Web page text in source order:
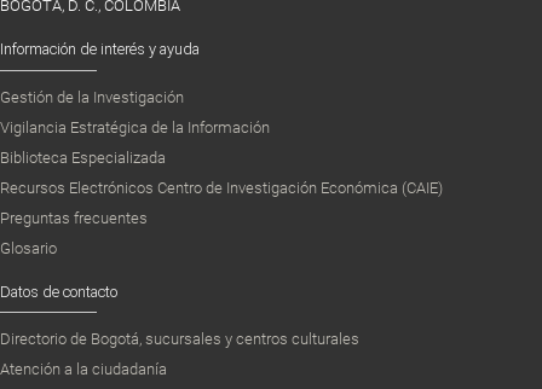
BOGOTÁ, D. C., COLOMBIA
Información de interés y ayuda
Gestión de la Investigación
Vigilancia Estratégica de la Información
Biblioteca Especializada
Recursos Electrónicos Centro de Investigación Económica (CAIE)
Preguntas frecuentes
Glosario
Datos de contacto
Directorio de Bogotá, sucursales y centros culturales
Atención a la ciudadanía